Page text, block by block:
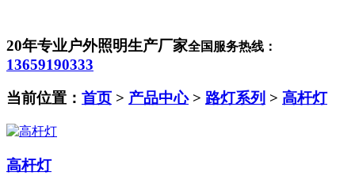
20年专业户外照明生产厂家全国服务热线：
13659190333
当前位置： 首页 > 产品中心> 路灯系列 > 高杆灯
高杆灯